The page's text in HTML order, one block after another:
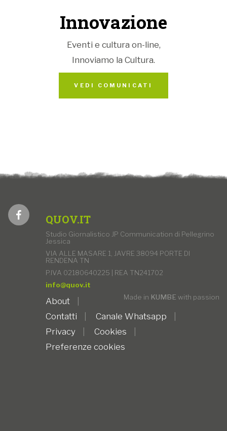
Innovazione
Eventi e cultura on-line,
Innoviamo la Cultura.
VEDI COMUNICATI
QUOV.IT
Studio Giornalistico JP Communication di Pellegrino
Jessica
VIA ALLE MASARE 1, JAVRE 38094 PORTE DI
RENDENA TN
P.IVA 02180640225 | REA TN241702
info@quov.it
Made in KUMBE with passion
About
Contatti
Canale Whatsapp
Privacy
Cookies
Preferenze cookies